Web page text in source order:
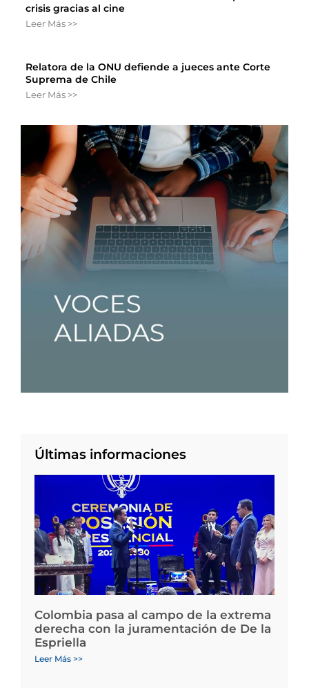
crisis gracias al cine
Leer Más >>
Relatora de la ONU defiende a jueces ante Corte
Suprema de Chile
Leer Más >>
Últimas informaciones
Colombia pasa al campo de la extrema
derecha con la juramentación de De la
Espriella
Leer Más >>